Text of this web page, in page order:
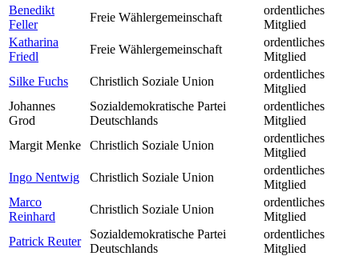
Benedikt
Feller
Freie Wählergemeinschaft
ordentliches
Mitglied
Katharina
Friedl
Freie Wählergemeinschaft
ordentliches
Mitglied
Silke Fuchs
Christlich Soziale Union
ordentliches
Mitglied
Johannes
Grod
Sozialdemokratische Partei
Deutschlands
ordentliches
Mitglied
Margit Menke
Christlich Soziale Union
ordentliches
Mitglied
Ingo Nentwig
Christlich Soziale Union
ordentliches
Mitglied
Marco
Reinhard
Christlich Soziale Union
ordentliches
Mitglied
Patrick Reuter
Sozialdemokratische Partei
Deutschlands
ordentliches
Mitglied